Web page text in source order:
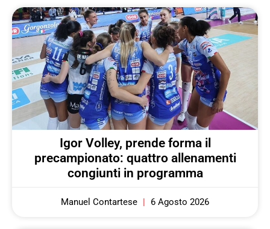
Igor Volley, prende forma il
precampionato: quattro allenamenti
congiunti in programma
Manuel Contartese 6 Agosto 2026